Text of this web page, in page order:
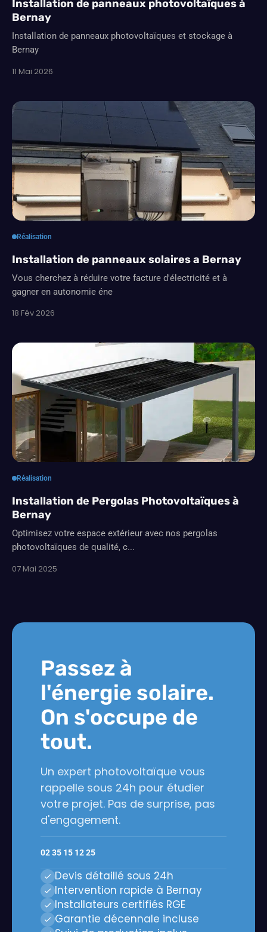
Installation de panneaux photovoltaïques à
Bernay
Installation de panneaux photovoltaïques et stockage à
Bernay
11 Mai 2026
Réalisation
Installation de panneaux solaires a Bernay
Vous cherchez à réduire votre facture d'électricité et à
gagner en autonomie éne
18 Fév 2026
Réalisation
Installation de Pergolas Photovoltaïques à
Bernay
Optimisez votre espace extérieur avec nos pergolas
photovoltaïques de qualité, c...
07 Mai 2025
Passez à
l'énergie solaire.
On s'occupe de
tout.
Un expert photovoltaïque vous
rappelle sous 24h pour étudier
votre projet. Pas de surprise, pas
d'engagement.
02 35 15 12 25
Devis détaillé sous 24h
Intervention rapide à Bernay
Installateurs certifiés RGE
Garantie décennale incluse